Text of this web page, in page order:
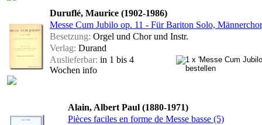
Duruflé, Maurice (1902-1986)
Messe Cum Jubilo op. 11 - Für Bariton Solo,
Besetzung: Orgel und Chor und Instr.
Verlag: Durand
Auslieferbar: in 1 bis 4
Wochen info
Alain, Albert Paul (1880-1971)
Pièces faciles en forme de Messe basse (5)